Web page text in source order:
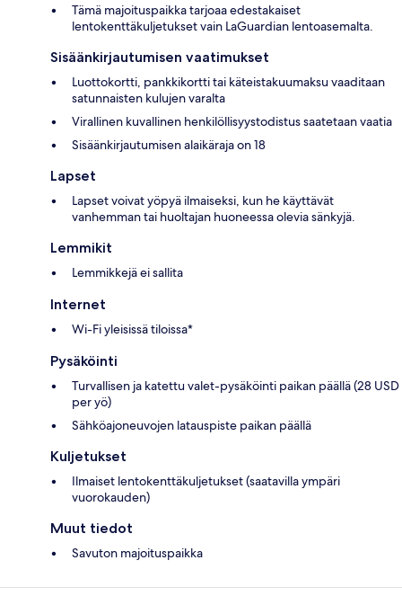
Tämä majoituspaikka tarjoaa edestakaiset
lentokenttäkuljetukset vain LaGuardian lentoasemalta.
Sisäänkirjautumisen vaatimukset
Luottokortti, pankkikortti tai käteistakuumaksu vaaditaan
satunnaisten kulujen varalta
Virallinen kuvallinen henkilöllisyystodistus saatetaan vaatia
Sisäänkirjautumisen alaikäraja on 18
Lapset
Lapset voivat yöpyä ilmaiseksi, kun he käyttävät
vanhemman tai huoltajan huoneessa olevia sänkyjä.
Lemmikit
Lemmikkejä ei sallita
Internet
Wi-Fi yleisissä tiloissa*
Pysäköinti
Turvallisen ja katettu valet-pysäköinti paikan päällä (28 USD
per yö)
Sähköajoneuvojen latauspiste paikan päällä
Kuljetukset
Ilmaiset lentokenttäkuljetukset (saatavilla ympäri
vuorokauden)
Muut tiedot
Savuton majoituspaikka